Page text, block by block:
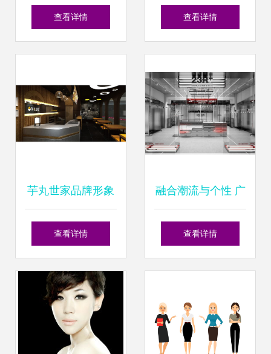
品集与个人形象设
查看详情
精选指南 机构推
用解析
查看详情
芋丸世家品牌形象
设计与个人形象设
查看详情
融合潮流与个性 广
州YLD Studio 23R
人形象一体化设计
解读
查看详情